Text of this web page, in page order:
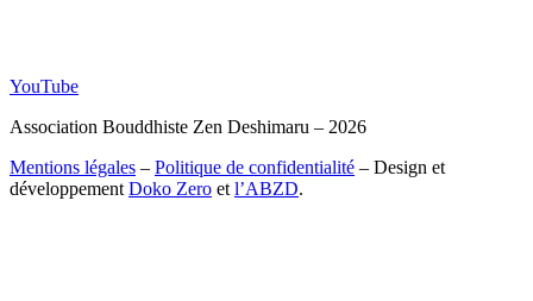
YouTube
Association Bouddhiste Zen Deshimaru – 2026
Mentions légales – Politique de confidentialité – Design et
développement Doko Zero et l’ABZD.